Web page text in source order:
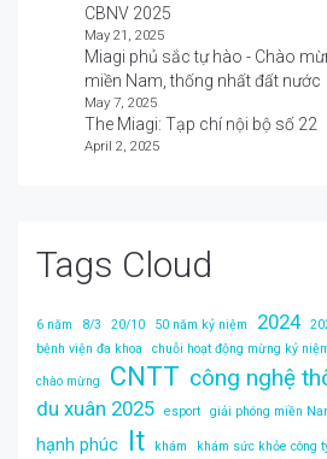
CBNV 2025
May 21, 2025
Miagi phủ sắc tự hào - Chào
miền Nam, thống nhất đất nước
May 7, 2025
The Miagi: Tạp chí nội bộ số 22
April 2, 2025
Tags Cloud
6 năm 8/3 20/10 50 năm kỷ niệm 2024
bệnh viện đa khoa chuỗi hoạt động mừng kỷ
chào mừng CNTT công nghệ
du xuân 2025 esport giải phóng miền
hạnh phúc It khám khám sức khỏe công